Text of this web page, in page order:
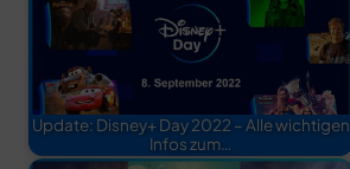
Update: Disney+ Day 2022 – Alle wichtigen
Infos zum…